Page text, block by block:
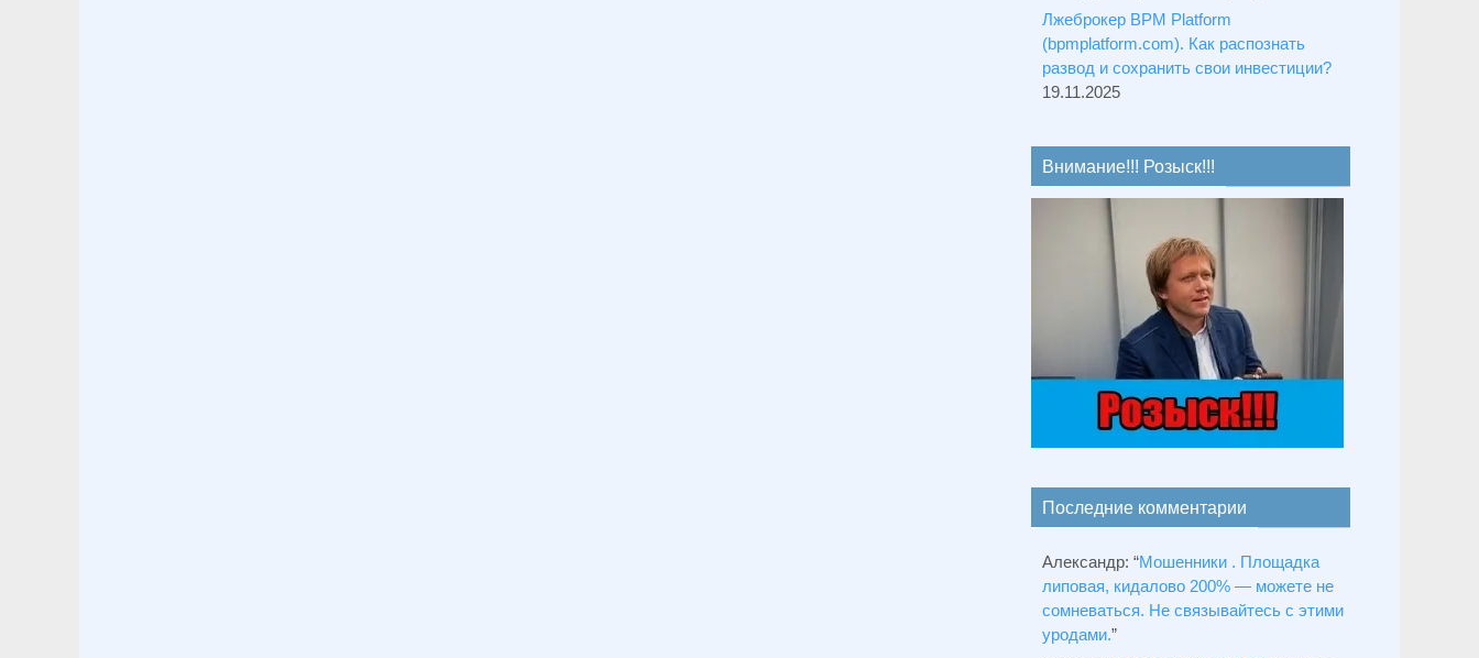
Лжеброкер BPM Platform
(bpmplatform.com). Как распознать
развод и сохранить свои инвестиции?
19.11.2025
Внимание!!! Розыск!!!
Последние комментарии
Александр: “Мошенники . Площадка
липовая, кидалово 200% — можете не
сомневаться. Не связывайтесь с этими
уродами.”